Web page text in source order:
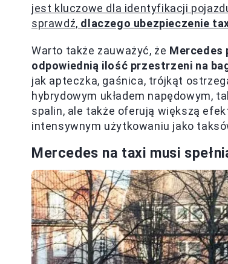
jest kluczowe dla identyfikacji
sprawdź, dlaczego ubezpieczenie
Warto także zauważyć, że Mercedes
odpowiednią ilość przestrzeni na
jak apteczka, gaśnica, trójkąt
hybrydowym układem napędowym,
spalin, ale także oferują większą
intensywnym użytkowaniu jako
Mercedes na taxi musi